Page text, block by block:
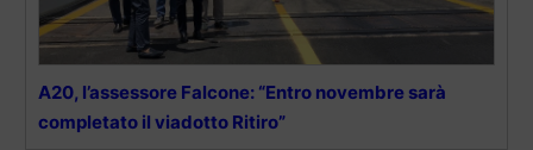
A20, l’assessore Falcone: “Entro novembre sarà
completato il viadotto Ritiro”